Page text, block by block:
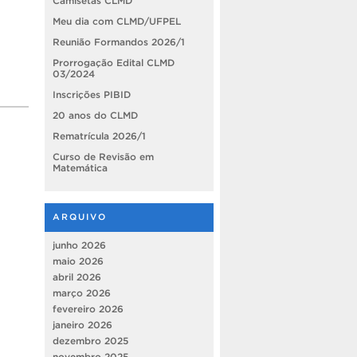
Meu dia com CLMD/UFPEL
Reunião Formandos 2026/1
Prorrogação Edital CLMD
03/2024
Inscrições PIBID
20 anos do CLMD
Rematrícula 2026/1
Curso de Revisão em
Matemática
ARQUIVO
junho 2026
maio 2026
abril 2026
março 2026
fevereiro 2026
janeiro 2026
dezembro 2025